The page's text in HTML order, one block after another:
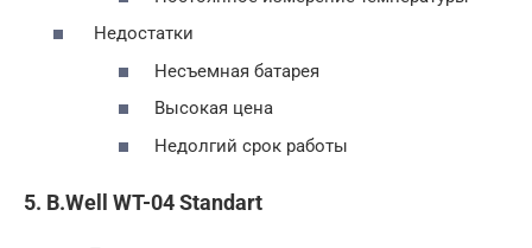
Недостатки
Несъемная батарея
Высокая цена
Недолгий срок работы
5. B.Well WT-04 Standart